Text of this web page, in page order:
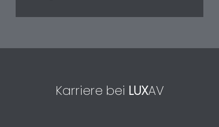
Karriere bei LUXAV